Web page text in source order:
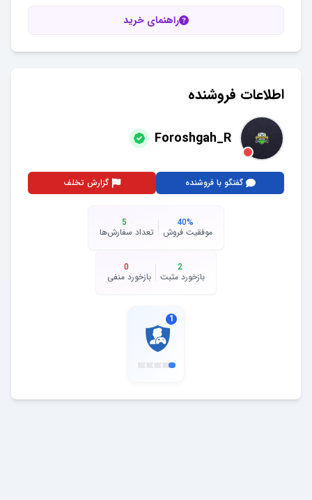
راهنمای خرید
اطلاعات فروشنده
Foroshgah_R
گفتگو با فروشنده گزارش تخلف
40%
موفقیت فروش
5
تعداد سفارش‌ها
2
بازخورد مثبت
0
بازخورد منفی
1